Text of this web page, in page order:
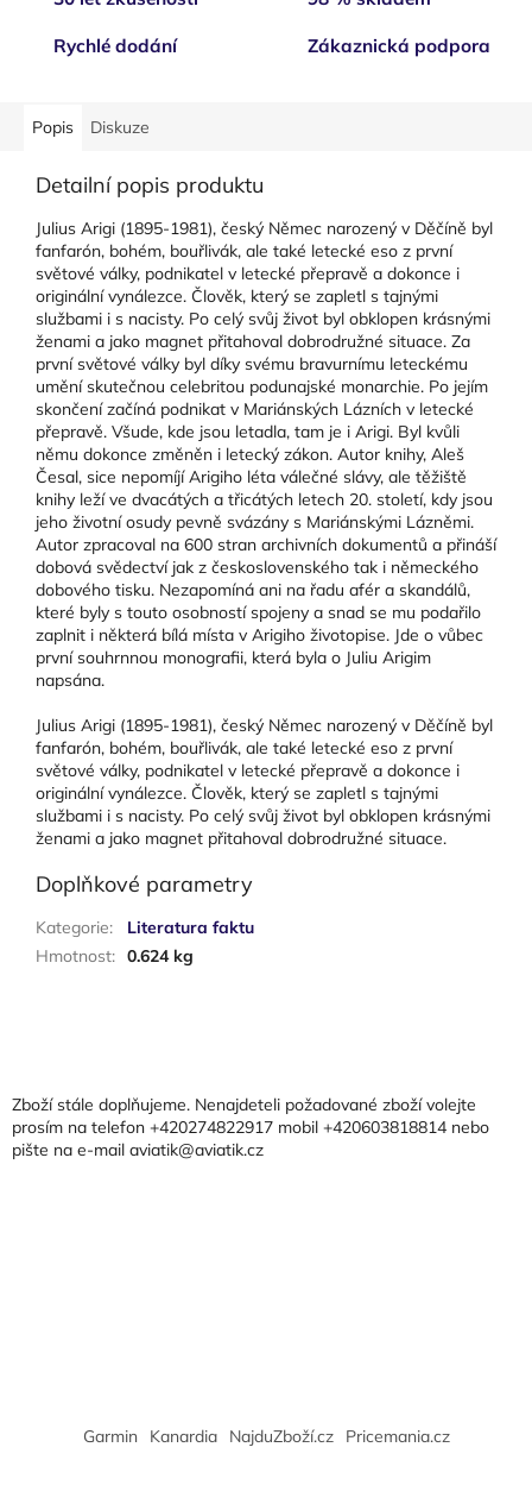
Rychlé dodání Zákaznická podpora
Popis Diskuze
Detailní popis produktu
Julius Arigi (1895-1981), český Němec narozený v Děčíně byl
fanfarón, bohém, bouřlivák, ale také letecké eso z první
světové války, podnikatel v letecké přepravě a dokonce i
originální vynálezce. Člověk, který se zapletl s tajnými
službami i s nacisty. Po celý svůj život byl obklopen krásnými
ženami a jako magnet přitahoval dobrodružné situace. Za
první světové války byl díky svému bravurnímu leteckému
umění skutečnou celebritou podunajské monarchie. Po jejím
skončení začíná podnikat v Mariánských Lázních v letecké
přepravě. Všude, kde jsou letadla, tam je i Arigi. Byl kvůli
němu dokonce změněn i letecký zákon. Autor knihy, Aleš
Česal, sice nepomíjí Arigiho léta válečné slávy, ale těžiště
knihy leží ve dvacátých a třicátých letech 20. století, kdy jsou
jeho životní osudy pevně svázány s Mariánskými Lázněmi.
Autor zpracoval na 600 stran archivních dokumentů a přináší
dobová svědectví jak z československého tak i německého
dobového tisku. Nezapomíná ani na řadu afér a skandálů,
které byly s touto osobností spojeny a snad se mu podařilo
zaplnit i některá bílá místa v Arigiho životopise. Jde o vůbec
první souhrnnou monografii, která byla o Juliu Arigim
napsána.
Julius Arigi (1895-1981), český Němec narozený v Děčíně byl
fanfarón, bohém, bouřlivák, ale také letecké eso z první
světové války, podnikatel v letecké přepravě a dokonce i
originální vynálezce. Člověk, který se zapletl s tajnými
službami i s nacisty. Po celý svůj život byl obklopen krásnými
ženami a jako magnet přitahoval dobrodružné situace.
Doplňkové parametry
Kategorie:
Literatura faktu
Hmotnost: 0.624 kg
aZboží stále doplňujeme. Nenajdeteli požadované zboží volejte
prosím na telefon +420274822917 mobil +420603818814 nebo
pište na e-mail aviatik@aviatik.cz
Garmin Kanardia NajduZboží.cz Pricemania.cz